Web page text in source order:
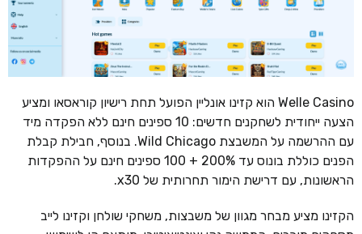
Welle Casino הוא קזינו אונליין הפועל תחת רישיון קוראסאו ומציע
הצעה ייחודית לשחקנים חדשים: 10 ספינים חינם ללא הפקדה מיד
עם ההרשמה על המשבצת Wild Chicago. בנוסף, חבילת קבלת
הפנים כוללת בונוס עד 200% + 100 ספינים חינם על ההפקדות
הראשונות, עם דרישת הימור תחרותית של x30.
הקזינו מציע מבחר מגוון של משבצות, משחקי שולחן וקזינו לייב